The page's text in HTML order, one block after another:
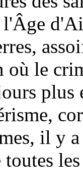
le
plus
il y
toutes